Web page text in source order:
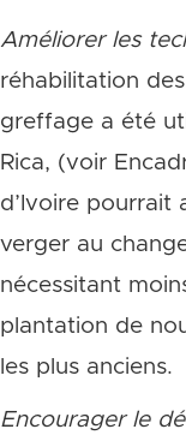
Améliorer les
réhabilitation
greffage a été
Rica, (voir
d’Ivoire pourrait
verger au
nécessitant
plantation de
les plus anciens.
Encourager le